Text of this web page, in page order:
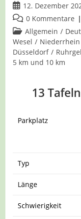
Beitrag
veröffentlicht:
12. Dezember
Beitrags-
Kommentare:
0 Kommentare
Beitrags-
Kategorie:
Allgemein /
Wesel / Niederrhein
Düsseldorf /
5 km und 10 km
13
Parkplatz
Typ
Länge
Schwierigkeit